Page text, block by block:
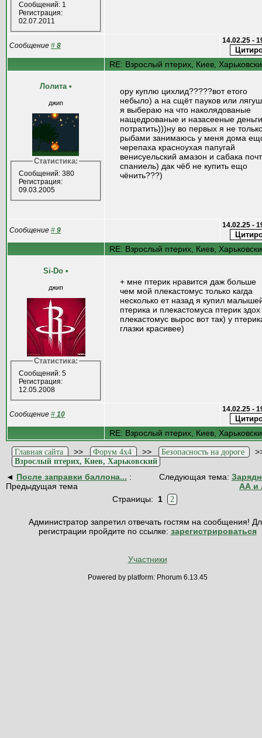
Сообщений: 1
Регистрация:
02.07.2011
Сообщение # 8
14.02.25 -
RE: Взрослый птерих, Киев,
Лолита •
джип
Статистика:
Сообщений: 380
Регистрация:
09.03.2005
ору куплю цихлид?????вот етого
небыло) а на сщёт пауков или
я выбераю на что наколядованые
нащедрованые и назасееные деньги
потратить)))ну во первых я не
рыбами занимаюсь у меня дома
черепаха красноухая папугай
венисуельский амазон и сабака
спаниель) дак чёб не купить ещо
чёнить???)
Сообщение # 9
14.02.25 -
RE: Взрослый птерих, Киев,
Si-Do •
джип
Статистика:
Сообщений: 5
Регистрация:
12.05.2008
+ мне птерик нравится даж больше
чем мой плекастомус только кагда
несколько ет назад я купил
птерика и плекастомуса птерик
плекастомус вырос вот так) у
глазки красивее)
Сообщение # 10
14.02.25 -
RE: Взрослый птерих, Киев,
Главная сайта >> Форум 4x4 >> Безопасность на дороге
Взрослый птерих, Киев, Харьковский
◄ После заправки баллона... :
Предыдущая тема
Следующая тема:
АА и
Страницы: 1 2
Администратор запретил отвечать гостям на сообщения!
регистрации пройдите по ссылке: зарегистрироваться
Участники
Powered by platform: Phorum 6.13.45